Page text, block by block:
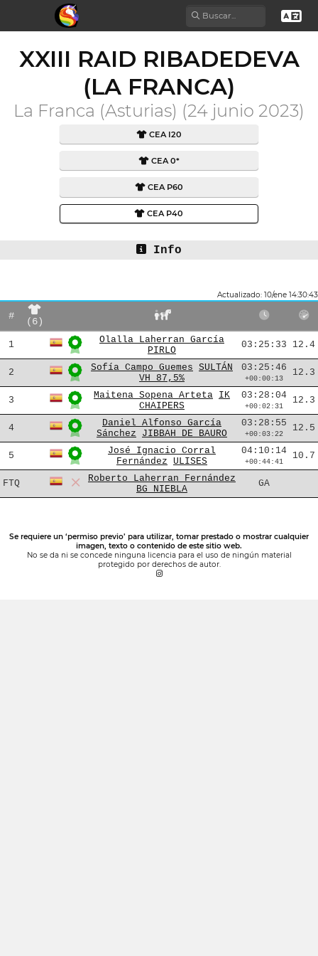
XXIII RAID RIBADEDEVA
(LA FRANCA)
La Franca (Asturias) (24 junio 2023)
CEA I20
CEA 0*
CEA P60
CEA P40
Info
Actualizado: 10/ene 14:30:43
# (6)
1
Olalla Laherran García
PIRLO
03:25:33 12.4
2 Sofía Campo Guemes SULTÁN
VH 87,5%
03:25:46
+00:00:13
12.3
3 Maitena Sopena Arteta IK
CHAIPERS
03:28:04
+00:02:31
12.3
4
Daniel Alfonso García
Sánchez
JIBBAH DE BAURO
03:28:55
+00:03:22
12.5
5
José Ignacio Corral
Fernández
ULISES
04:10:14
+00:44:41
10.7
FTQ
Roberto Laherran Fernández
BG NIEBLA
GA
Se requiere un ‘permiso previo’ para utilizar, tomar prestado o mostrar cualquier
imagen, texto o contenido de este sitio web.
No se da ni se concede ninguna licencia para el uso de ningún material
protegido por derechos de autor.